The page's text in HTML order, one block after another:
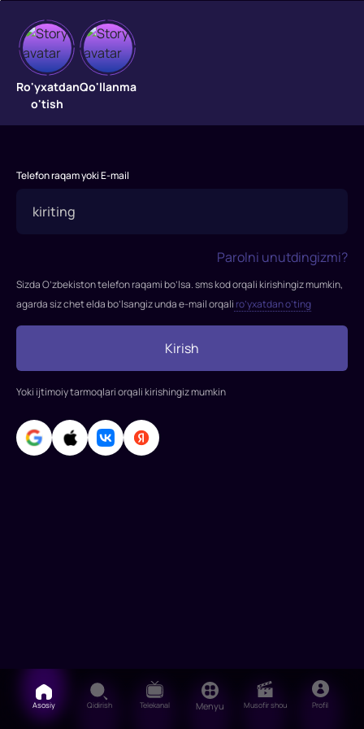
To'lqinlarni
bo'ysundirib
Jonni
agenti,
ishlarga
yangi
vazifasi
Biroq,
odamlar
oddiy
Ro'yxatdan
o'tish
Qo'llanma
Telefon raqam yoki E-mail
Parolni unutdingizmi?
Sizda O’zbekiston telefon raqami bo’lsa. sms kod orqali kirishingiz mumkin,
agarda siz chet elda bo’lsangiz unda e-mail orqali ro’yxatdan o’ting
Kirish
Yoki ijtimoiy tarmoqlari orqali kirishingiz mumkin
Asosiy Qidirish Telekanal Menyu Musofir shou Profil